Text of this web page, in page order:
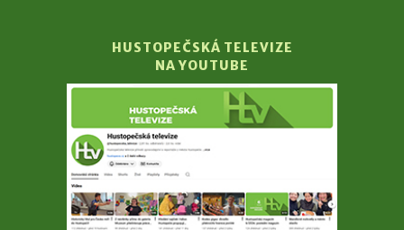
HUSTOPEČSKÁ TELEVIZE
NA YOUTUBE